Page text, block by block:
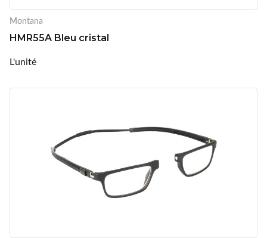
Montana
HMR55A Bleu cristal
L'unité